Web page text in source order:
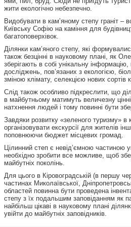
жити екологічно небезпечно.
Видобувати в кам’яному степу граніт –
Київську Софію на каміння для
багатоповерхівок.
Ділянки кам’яного степу, які
також безцінні в науковому плані, як
зберігають в собі унікальну
досліджень, пов’язаних з екологією,
зміною клімату, селекцією нових сортів
Слід також особливо підкреслити, що
в майбутньому матимуть величезну
натхнення людей і тому повинні бути
Завдяки розвитку «зеленого туризму» в
організовувати екскурсії для жителів
поповнюючи бюджет місцевих громад.
Цілинний степ є невід’ємною частиною
необхідно зробити все можливе, щоб
майбутніх поколінь.
Для цього в Кіровоградській (в першу
частинах Миколаївської,
областей повинна бути проведена
степу з їх подальшим заповіданням як
найбільш цікаві в науковому плані
увійти до майбутніх заповідників.